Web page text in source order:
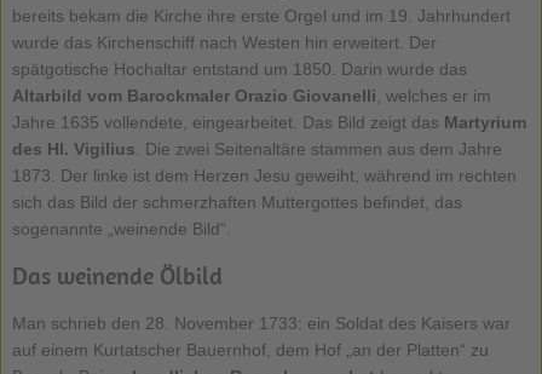
bereits bekam die Kirche ihre erste Orgel und im 19. Jahrhundert
wurde das Kirchenschiff nach Westen hin erweitert. Der
spätgotische Hochaltar entstand um 1850. Darin wurde das
Altarbild vom Barockmaler Orazio Giovanelli , welches er im
Jahre 1635 vollendete, eingearbeitet. Das Bild zeigt das Martyrium
des Hl. Vigilius . Die zwei Seitenaltäre stammen aus dem Jahre
1873. Der linke ist dem Herzen Jesu geweiht, während im rechten
sich das Bild der schmerzhaften Muttergottes befindet, das
sogenannte „weinende Bild“.
Das weinende Ölbild
Man schrieb den 28. November 1733: ein Soldat des Kaisers war
auf einem Kurtatscher Bauernhof, dem Hof „an der Platten“ zu